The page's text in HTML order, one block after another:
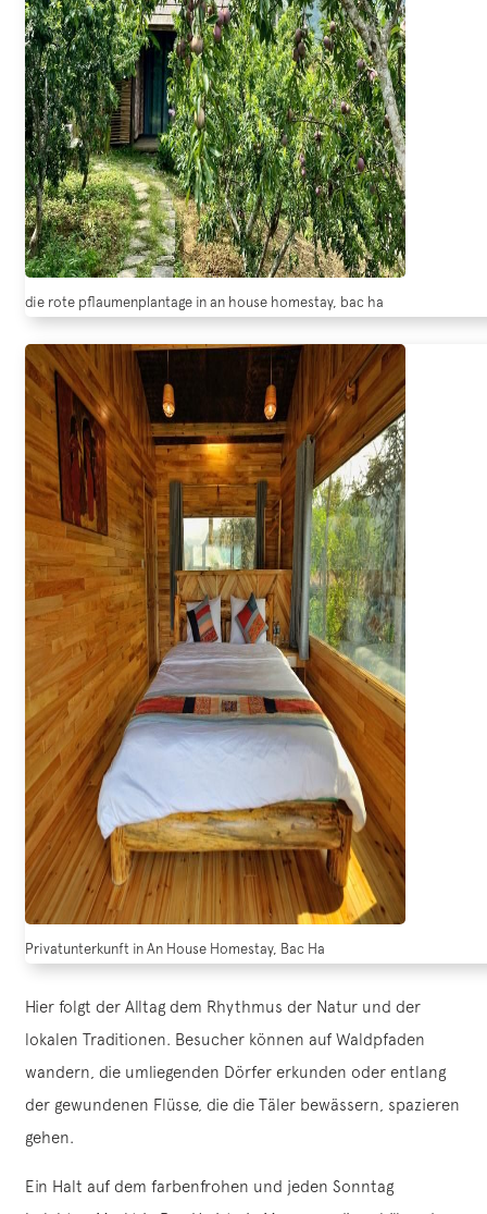
die rote pflaumenplantage in an house homestay, bac ha
Privatunterkunft in An House Homestay, Bac Ha
Hier folgt der Alltag dem Rhythmus der Natur und der
lokalen Traditionen. Besucher können auf Waldpfaden
wandern, die umliegenden Dörfer erkunden oder entlang
der gewundenen Flüsse, die die Täler bewässern, spazieren
gehen.
Ein Halt auf dem farbenfrohen und jeden Sonntag